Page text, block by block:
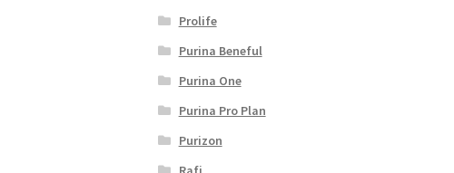
Prolife
Purina Beneful
Purina One
Purina Pro Plan
Purizon